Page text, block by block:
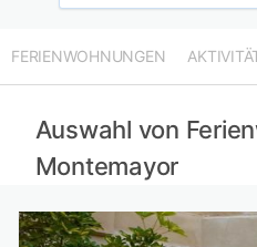
FERIENWOHNUNGEN
Auswahl von
Montemayor